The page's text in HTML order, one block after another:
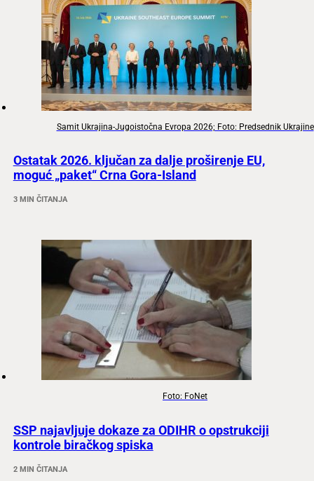
Samit Ukrajina-Jugoistočna Evropa 2026; Foto: Predsednik Ukrajine
Ostatak 2026. ključan za dalje proširenje EU,
moguć „paket“ Crna Gora-Island
3 MIN ČITANJA
Foto: FoNet
SSP najavljuje dokaze za ODIHR o opstrukciji
kontrole biračkog spiska
2 MIN ČITANJA